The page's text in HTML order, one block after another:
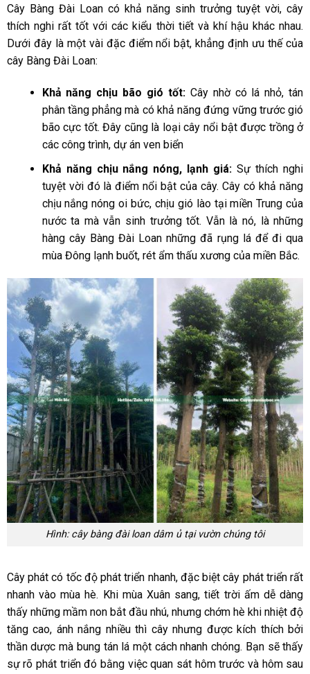
Cây Bàng Đài Loan có khả năng sinh trưởng tuyệt vời, cây
thích nghi rất tốt với các kiểu thời tiết và khí hậu khác nhau.
Dưới đây là một vài đặc điểm nổi bật, khẳng định ưu thế của
cây Bàng Đài Loan:
Khả năng chịu bão gió tốt:Cây nhờ có lá nhỏ, tán
phân tầng phẳng mà có khả năng đứng vững trước gió
bão cực tốt. Đây cũng là loại cây nổi bật được trồng ở
các công trình, dự án ven biển
Khả năng chịu nắng nóng, lạnh giá: Sự thích nghi
tuyệt vời đó là điểm nổi bật của cây. Cây có khả năng
chịu nắng nóng oi bức, chịu gió lào tại miền Trung của
nước ta mà vẫn sinh trưởng tốt. Vẫn là nó, là những
hàng cây Bàng Đài Loan những đã rụng lá để đi qua
mùa Đông lạnh buốt, rét ẩm thấu xương của miền Bắc.
Hình: cây bàng đài loan dâm ủ tại vườn chúng tôi
Cây phát có tốc độ phát triển nhanh, đặc biệt cây phát triển rất
nhanh vào mùa hè. Khi mùa Xuân sang, tiết trời ấm dễ dàng
thấy những mầm non bắt đầu nhú, nhưng chớm hè khi nhiệt độ
tăng cao, ánh nắng nhiều thì cây nhưng được kích thích bởi
thần dược mà bung tán lá một cách nhanh chóng. Bạn sẽ thấy
sự rõ phát triển đó bằng việc quan sát hôm trước và hôm sau